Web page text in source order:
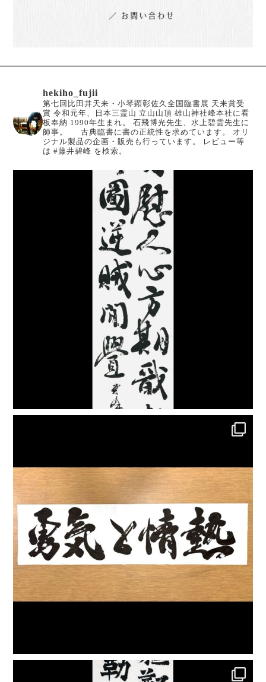
hekiho_fujii
第七回比田井天来・小琴顕彰佐久全国臨書展 天来賞受
賞 令和元年、日本三霊山 立山山頂 雄山神社峰本社に看
板奉納 1990年生まれ。
石飛博光先生、水上碧雲先生に
師事。
古典臨書に書の正統性を求めています。
オリ
ジナル製品の企画・販売も行っています。
レビュー等
は #藤井碧峰 を検索。